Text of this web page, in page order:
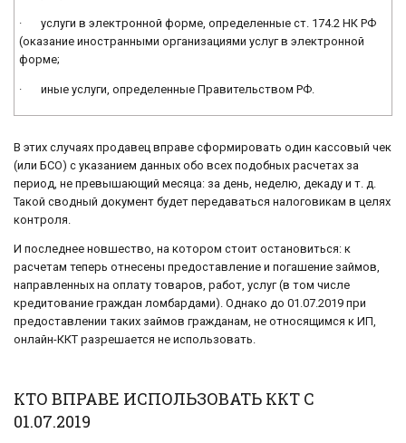
· услуги в электронной форме, определенные ст. 174.2 НК РФ
(оказание иностранными организациями услуг в электронной
форме;
· иные услуги, определенные Правительством РФ.
В этих случаях продавец вправе сформировать один кассовый чек
(или БСО) с указанием данных обо всех подобных расчетах за
период, не превышающий месяца: за день, неделю, декаду и т. д.
Такой сводный документ будет передаваться налоговикам в целях
контроля.
И последнее новшество, на котором стоит остановиться: к
расчетам теперь отнесены предоставление и погашение займов,
направленных на оплату товаров, работ, услуг (в том числе
кредитование граждан ломбардами). Однако до 01.07.2019 при
предоставлении таких займов гражданам, не относящимся к ИП,
онлайн-ККТ разрешается не использовать.
КТО ВПРАВЕ ИСПОЛЬЗОВАТЬ ККТ С
01.07.2019